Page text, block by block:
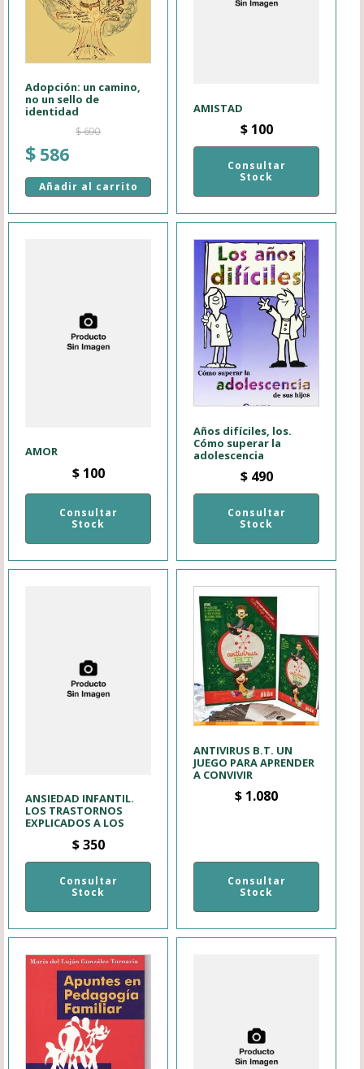
Adopción: un camino,
no un sello de
identidad
$690
El
original
era:
$ 586
actual
es:
Añadir al carrito
AMISTAD
$100
Consultar
Stock
AMOR
$100
Consultar
Stock
Años difíciles, los.
Cómo superar la
adolescencia
$490
Consultar
Stock
ANSIEDAD INFANTIL.
LOS TRASTORNOS
EXPLICADOS A LOS
$350
Consultar
Stock
ANTIVIRUS B.T. UN
JUEGO PARA APRENDER
A CONVIVIR
$ 1.080
Consultar
Stock